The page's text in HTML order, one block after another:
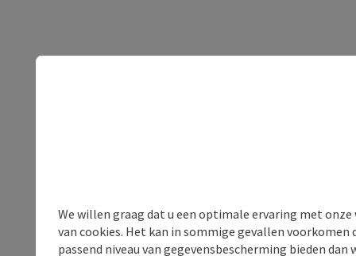
We willen graag dat u een optimale ervaring met
van cookies. Het kan in sommige gevallen voorkomen
passend niveau van gegevensbescherming bieden